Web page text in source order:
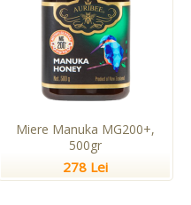
Miere Manuka MG200+,
500gr
278 Lei